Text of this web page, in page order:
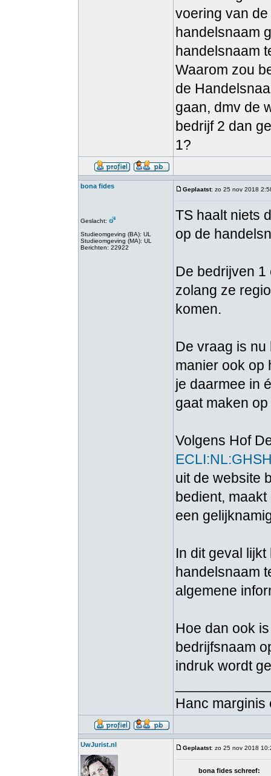
voering van
handelsnaam
handelsnaam
Waarom zou
de
gaan, dmv de
bedrijf 2 dan
1?
bona fides
Geslacht:
Studieomgeving (BA): UL
Studieomgeving (MA): UL
Berichten: 22922
Geplaatst: zo 25 nov 2018
TS haalt niets
op de
De bedrijven
zolang ze
komen.
De vraag is nu
manier ook op
je daarmee in
gaat maken
Volgens Hof
uit de website
bedient,
een
In dit geval
handelsnaam
algemene
Hoe dan ook
bedrijfsnaam
indruk wordt
Hanc marginis
UwJurist.nl Geplaatst: zo 25 nov 2018
bona fides schreef: